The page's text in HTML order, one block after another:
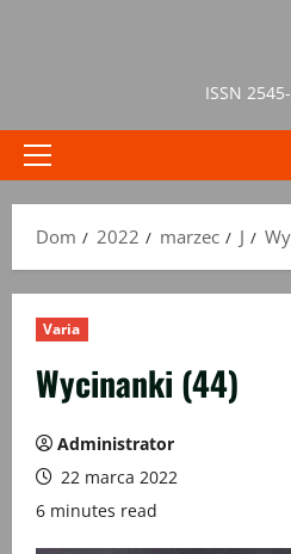
ISSN
Menu
Dom
2022 marzec J
Varia
Wycinanki (44)
Administrator
22 marca 2022
6 minutes read